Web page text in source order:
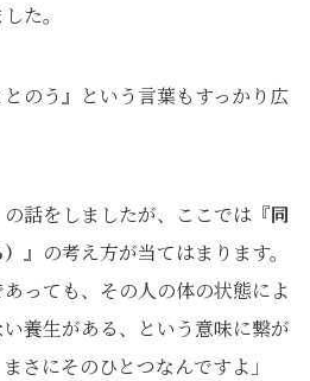
た。
とのう』という言葉もすっかり広
話をしましたが、ここでは『同
』の考え方が当てはまります。
っても、その人の体の状態によ
養生がある、という意味に繋が
さにそのひとつなんですよ」